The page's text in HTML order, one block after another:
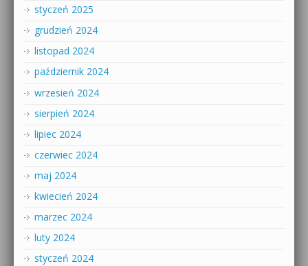
styczeń 2025
grudzień 2024
listopad 2024
październik 2024
wrzesień 2024
sierpień 2024
lipiec 2024
czerwiec 2024
maj 2024
kwiecień 2024
marzec 2024
luty 2024
styczeń 2024